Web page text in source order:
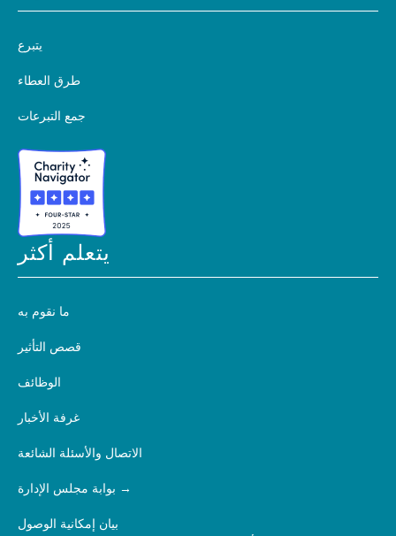
يتبرع
طرق العطاء
جمع التبرعات
يتعلم أكثر
ما نقوم به
قصص التأثير
الوظائف
غرفة الأخبار
الاتصال والأسئلة الشائعة
بوابة مجلس الإدارة
بيان إمكانية الوصول